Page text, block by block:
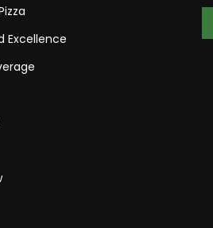
Excellence